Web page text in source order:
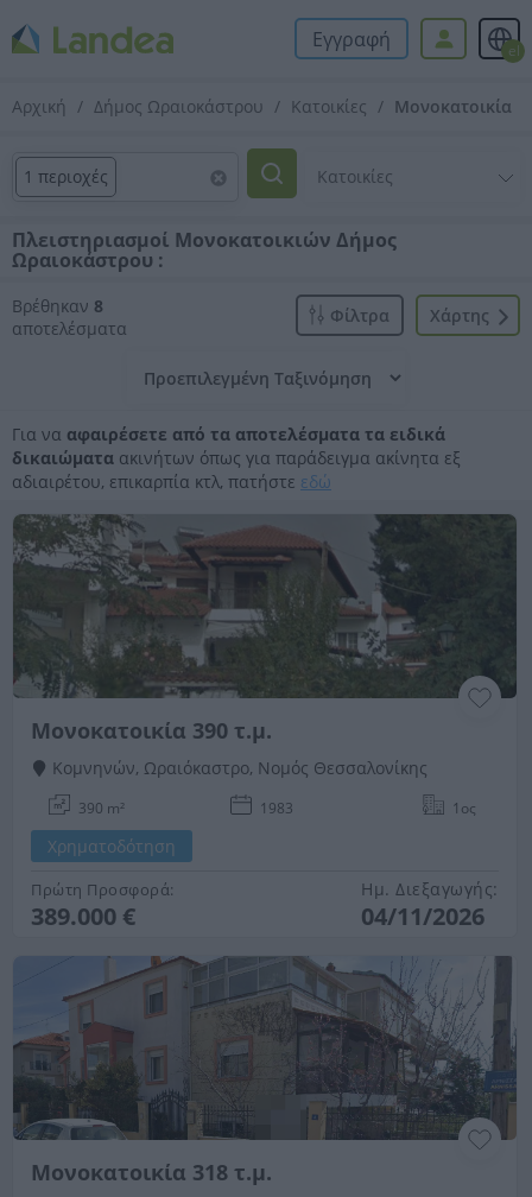
Εγγραφή el
Αρχική Δήμος Ωραιοκάστρου Κατοικίες Μονοκατοικία
1 περιοχές
Πλειστηριασμοί Μονοκατοικιών Δήμος
Ωραιοκάστρου :
Βρέθηκαν 8
αποτελέσματα
Xάρτης
Φίλτρα
Για να αφαιρέσετε από τα αποτελέσματα τα ειδικά
δικαιώματα ακινήτων όπως για παράδειγμα ακίνητα εξ
αδιαιρέτου, επικαρπία κτλ, πατήστε εδώ
Μονοκατοικία 390 τ.μ.
Κομνηνών, Ωραιόκαστρο, Νομός Θεσσαλονίκης
390 m² 1983 1ος
Χρηματοδότηση
Πρώτη Προσφορά:
389.000 €
Ημ. Διεξαγωγής:
04/11/2026
Μονοκατοικία 318 τ.μ.